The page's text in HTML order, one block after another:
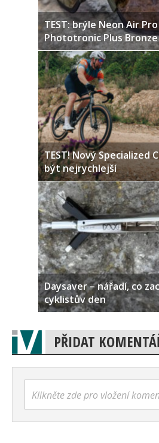
TEST: brýle Neon Air
Phototronic Plus Bronze
TEST! Nový Specialized
být nejrychlejší
Daysaver – nářadí, co
cyklistův den
PŘIDAT
Klikněte zde pro vložení